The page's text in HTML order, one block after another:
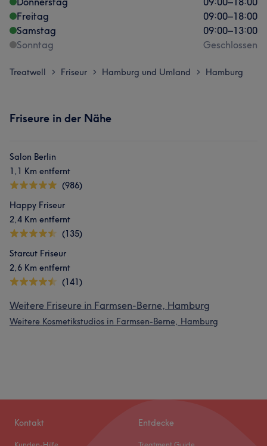
Freitag
09:00–18:00
Samstag
09:00–13:00
Sonntag
Geschlossen
Treatwell > Friseur > Hamburg und Umland > Hamburg
Friseure in der Nähe
Salon Berlin
1,1 Km entfernt
(986)
Happy Friseur
2,4 Km entfernt
(135)
Starcut Friseur
2,6 Km entfernt
(141)
Weitere Friseure in Farmsen-Berne, Hamburg
Weitere Kosmetikstudios in Farmsen-Berne, Hamburg
Kontakt Entdecke